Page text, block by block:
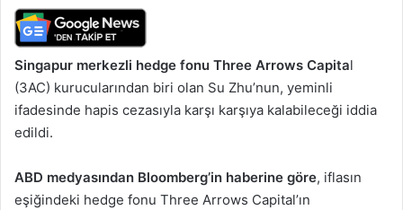
Singapur merkezli hedge fonu Three Arrows Capital
(3AC) kurucularından biri olan Su Zhu’nun, yeminli
ifadesinde hapis cezasıyla karşı karşıya kalabileceği iddia
edildi.
ABD medyasından Bloomberg’in haberine göre, iflasın
eşiğindeki hedge fonu Three Arrows Capital’ın